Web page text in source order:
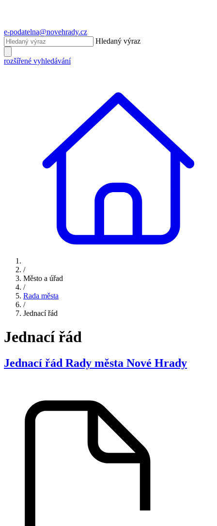
e-podatelna@novehrady.cz
Hledaný výraz
rozšířené vyhledávání
/
Město a úřad
/
Rada města
/
Jednací řád
Jednací řád
Jednací řád Rady města Nové Hrady